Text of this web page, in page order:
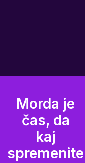
Morda je
čas, da
kaj
spremenite